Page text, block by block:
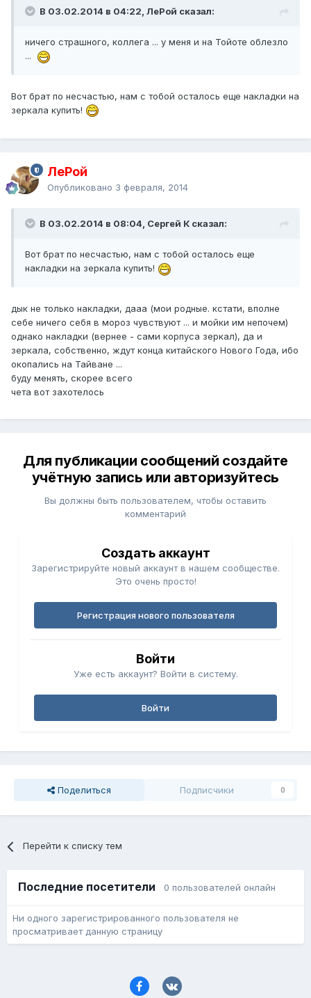
В 03.02.2014 в 04:22, ЛеРой сказал:
ничего страшного, коллега ... у меня и на Тойоте облезло
...
Вот брат по несчастью, нам с тобой осталось еще накладки на
зеркала купить!
ЛеРой
Опубликовано 3 февраля, 2014
В 03.02.2014 в 08:04, Сергей К сказал:
Вот брат по несчастью, нам с тобой осталось еще
накладки на зеркала купить!
дык не только накладки, дааа (мои родные. кстати, вполне
себе ничего себя в мороз чувствуют ... и мойки им непочем)
однако накладки (вернее - сами корпуса зеркал), да и
зеркала, собственно, ждут конца китайского Нового Года, ибо
окопались на Тайване ...
буду менять, скорее всего
чета вот захотелось
Для публикации сообщений создайте
учётную запись или авторизуйтесь
Вы должны быть пользователем, чтобы оставить
комментарий
Создать аккаунт
Зарегистрируйте новый аккаунт в нашем сообществе.
Это очень просто!
Регистрация нового пользователя
Войти
Уже есть аккаунт? Войти в систему.
Войти
Поделиться Подписчики 0
Перейти к списку тем
Последние посетители 0 пользователей онлайн
Ни одного зарегистрированного пользователя не
просматривает данную страницу